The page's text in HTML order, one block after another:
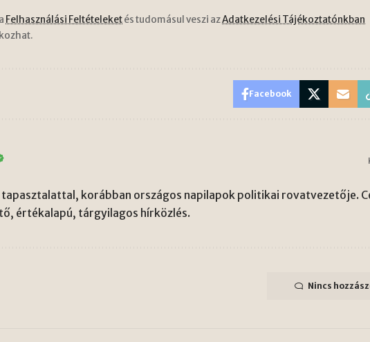
Felhasználási Feltételeketés tudomásul veszi azAdatkezelési Tájékoztatónkban
Facebook
korábban országos napilapok politikai rovatvezetője.
értékalapú, tárgyilagos hírközlés.
Nincs